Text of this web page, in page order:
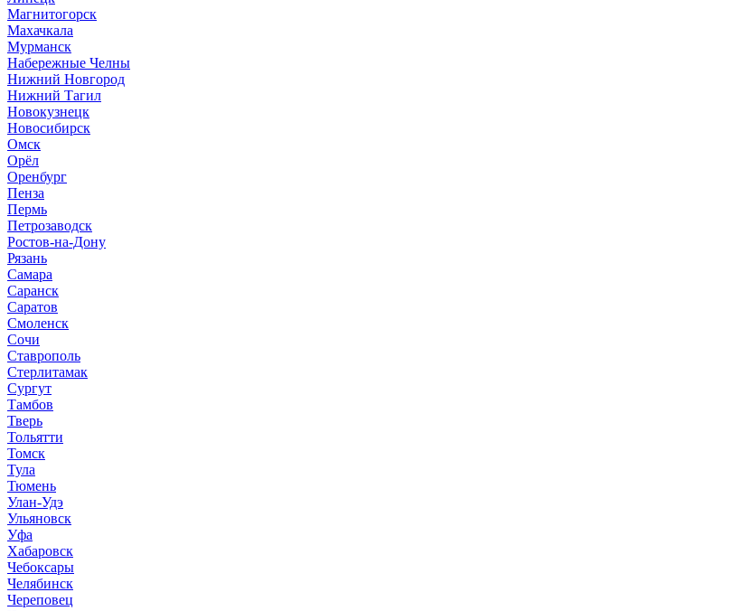
Магнитогорск
Махачкала
Мурманск
Набережные Челны
Нижний Новгород
Нижний Тагил
Новокузнецк
Новосибирск
Омск
Орёл
Оренбург
Пенза
Пермь
Петрозаводск
Ростов-на-Дону
Рязань
Самара
Саранск
Саратов
Смоленск
Сочи
Ставрополь
Стерлитамак
Сургут
Тамбов
Тверь
Тольятти
Томск
Тула
Тюмень
Улан-Удэ
Ульяновск
Уфа
Хабаровск
Чебоксары
Челябинск
Череповец